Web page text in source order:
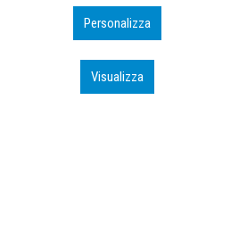
Personalizza
Visualizza